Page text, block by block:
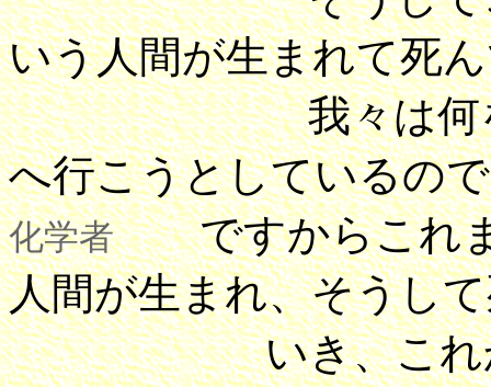
いう人間が生まれて死
我々は何を求め
へ行こうとしているの
化学者ですからこれま
人間が生まれ、そうし
いき、これからも